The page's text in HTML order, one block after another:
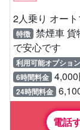
2人乗り オー
特徴 禁煙車 貨
で安心です
利用可能オプション
6時間料金 4,000
24時間料金
電話